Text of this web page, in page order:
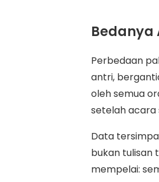
Bedanya
Perbedaan
antri,
oleh semua
setelah acara
Data
bukan tulisan
mempelai: